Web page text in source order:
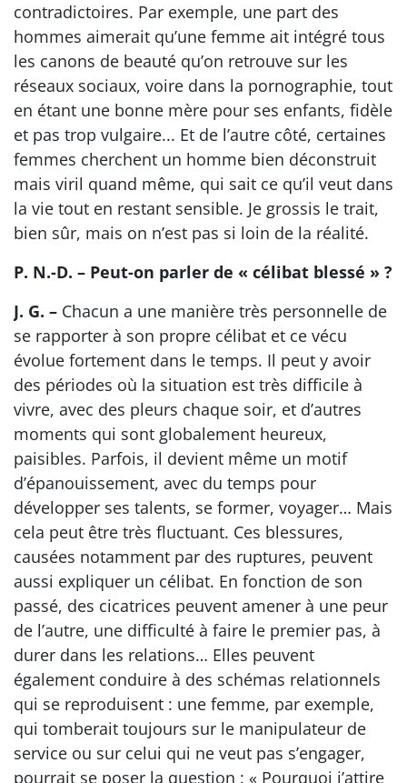
contradictoires. Par exemple, une part des
hommes aimerait qu’une femme ait intégré tous
les canons de beauté qu’on retrouve sur les
réseaux sociaux, voire dans la pornographie, tout
en étant une bonne mère pour ses enfants, fidèle
et pas trop vulgaire... Et de l’autre côté, certaines
femmes cherchent un homme bien déconstruit
mais viril quand même, qui sait ce qu’il veut dans
la vie tout en restant sensible. Je grossis le trait,
bien sûr, mais on n’est pas si loin de la réalité.
P. N.-D. – Peut-on parler de « célibat blessé » ?
J. G. – Chacun a une manière très personnelle de
se rapporter à son propre célibat et ce vécu
évolue fortement dans le temps. Il peut y avoir
des périodes où la situation est très difficile à
vivre, avec des pleurs chaque soir, et d’autres
moments qui sont globalement heureux,
paisibles. Parfois, il devient même un motif
d’épanouissement, avec du temps pour
développer ses talents, se former, voyager… Mais
cela peut être très fluctuant. Ces blessures,
causées notamment par des ruptures, peuvent
aussi expliquer un célibat. En fonction de son
passé, des cicatrices peuvent amener à une peur
de l’autre, une difficulté à faire le premier pas, à
durer dans les relations… Elles peuvent
également conduire à des schémas relationnels
qui se reproduisent : une femme, par exemple,
qui tomberait toujours sur le manipulateur de
service ou sur celui qui ne veut pas s’engager,
pourrait se poser la question : « Pourquoi j’attire